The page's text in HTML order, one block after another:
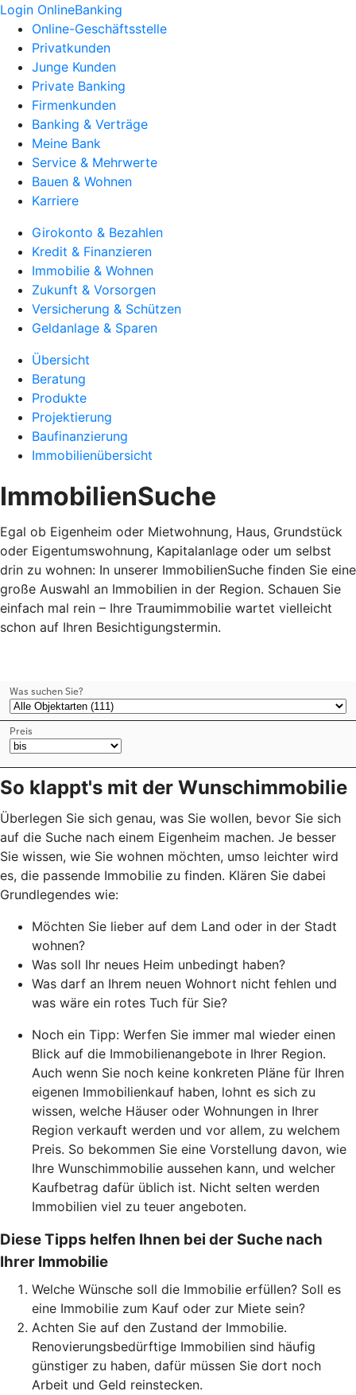
Login OnlineBanking
Online-Geschäftsstelle
Privatkunden
Junge Kunden
Private Banking
Firmenkunden
Banking & Verträge
Meine Bank
Service & Mehrwerte
Bauen & Wohnen
Karriere
Girokonto & Bezahlen
Kredit & Finanzieren
Immobilie & Wohnen
Zukunft & Vorsorgen
Versicherung & Schützen
Geldanlage & Sparen
Übersicht
Beratung
Produkte
Projektierung
Baufinanzierung
Immobilienübersicht
ImmobilienSuche
Egal ob Eigenheim oder Mietwohnung, Haus, Grundstück
oder Eigentumswohnung, Kapitalanlage oder um selbst
drin zu wohnen: In unserer ImmobilienSuche finden Sie eine
große Auswahl an Immobilien in der Region. Schauen Sie
einfach mal rein – Ihre Traumimmobilie wartet vielleicht
schon auf Ihren Besichtigungstermin.
So klappt's mit der Wunschimmobilie
Überlegen Sie sich genau, was Sie wollen, bevor Sie sich
auf die Suche nach einem Eigenheim machen. Je besser
Sie wissen, wie Sie wohnen möchten, umso leichter wird
es, die passende Immobilie zu finden. Klären Sie dabei
Grundlegendes wie:
Möchten Sie lieber auf dem Land oder in der Stadt
wohnen?
Was soll Ihr neues Heim unbedingt haben?
Was darf an Ihrem neuen Wohnort nicht fehlen und
was wäre ein rotes Tuch für Sie?
Noch ein Tipp: Werfen Sie immer mal wieder einen
Blick auf die Immobilienangebote in Ihrer Region.
Auch wenn Sie noch keine konkreten Pläne für Ihren
eigenen Immobilienkauf haben, lohnt es sich zu
wissen, welche Häuser oder Wohnungen in Ihrer
Region verkauft werden und vor allem, zu welchem
Preis. So bekommen Sie eine Vorstellung davon, wie
Ihre Wunschimmobilie aussehen kann, und welcher
Kaufbetrag dafür üblich ist. Nicht selten werden
Immobilien viel zu teuer angeboten.
Diese Tipps helfen Ihnen bei der Suche nach
Ihrer Immobilie
Welche Wünsche soll die Immobilie erfüllen? Soll es
eine Immobilie zum Kauf oder zur Miete sein?
Achten Sie auf den Zustand der Immobilie.
Renovierungsbedürftige Immobilien sind häufig
günstiger zu haben, dafür müssen Sie dort noch
Arbeit und Geld reinstecken.